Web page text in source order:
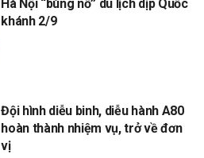
Hà Nội “bùng nổ” du lịch dịp Quốc
khánh 2/9
Đội hình diễu binh, diễu hành A80
hoàn thành nhiệm vụ, trở về đơn
vị